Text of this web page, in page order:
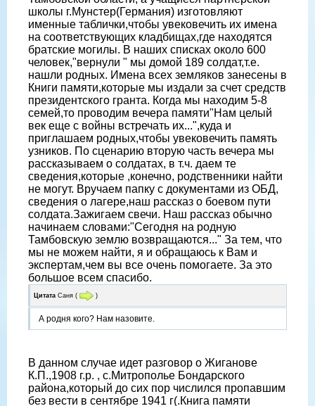
школы г.Мунстер(Германия) изготовляют
именные таблички,чтобы увековечить их имена
на соответствующих кладбищах,где находятся
братские могилы. В наших списках около 600
человек,"вернули " мы домой 189 солдат,т.е.
нашли родных. Имена всех земляков занесены в
Книги памяти,которые мы издали за счет средств
президентского гранта. Когда мы находим 5-8
семей,то проводим вечера памяти"Нам целый
век еще с войны встречать их...",куда и
приглашаем родных,чтобы увековечить память
узников. По сценарию вторую часть вечера мы
рассказываем о солдатах, в т.ч. даем те
сведения,которые ,конечно, родственники найти
не могут. Вручаем папку с документами из ОБД,
сведения о лагере,наш рассказ о боевом пути
солдата.Зажигаем свечи. Наш рассказ обычно
начинаем словами:"Сегодня на родную
Тамбовскую землю возвращаются..." За тем, что
мы не можем найти, я и обращаюсь к Вам и
экспертам,чем вы все очень помогаете. За это
большое всем спасибо.
Цитата Саня ( )
А родня кого? Нам назовите.
В данном случае идет разговор о Жиганове
К.П.,1908 г.р. , с.Митрополье Бондарского
района,который до сих пор числился пропавшим
без вести в сентябре 1941 г(.Книга памяти